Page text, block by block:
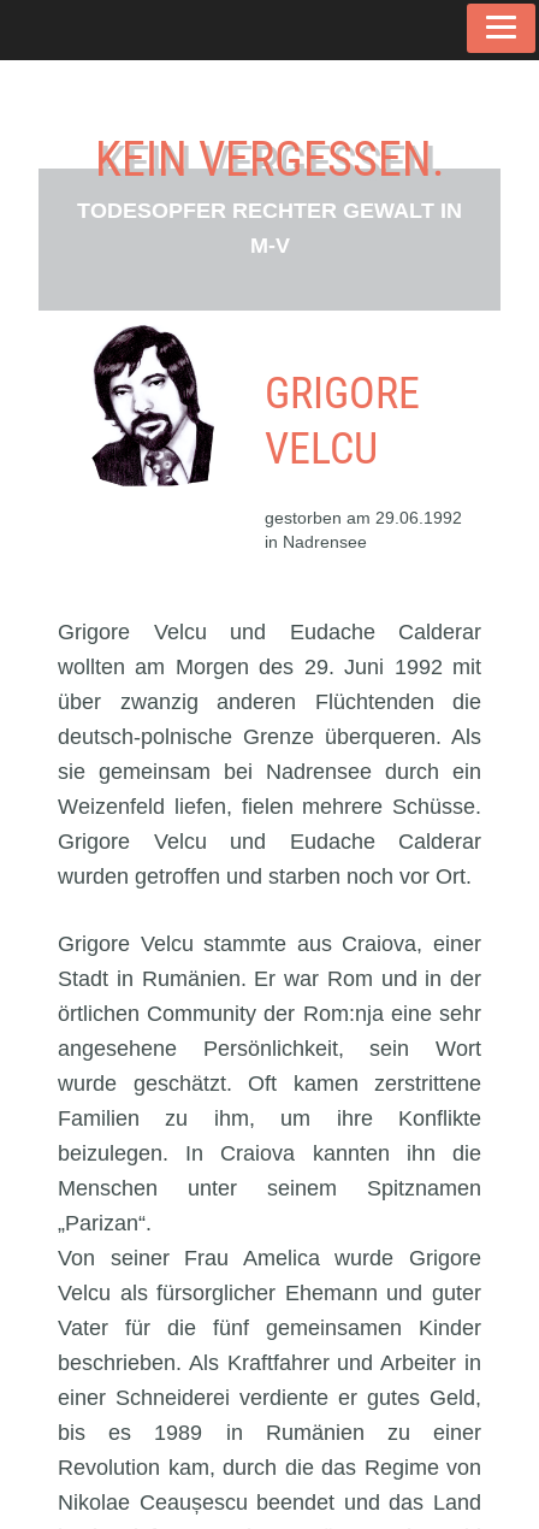
content
KEIN VERGESSEN.
TODESOPFER RECHTER GEWALT IN
M-V
GRIGORE
VELCU
gestorben am 29.06.1992
in Nadrensee
Grigore Velcu und Eudache Calderar
wollten am Morgen des 29. Juni 1992 mit
über zwanzig anderen Flüchtenden die
deutsch-polnische Grenze überqueren. Als
sie gemeinsam bei Nadrensee durch ein
Weizenfeld liefen, fielen mehrere Schüsse.
Grigore Velcu und Eudache Calderar
wurden getroffen und starben noch vor Ort.
Grigore Velcu stammte aus Craiova, einer
Stadt in Rumänien. Er war Rom und in der
örtlichen Community der Rom:nja eine sehr
angesehene Persönlichkeit, sein Wort
wurde geschätzt. Oft kamen zerstrittene
Familien zu ihm, um ihre Konflikte
beizulegen. In Craiova kannten ihn die
Menschen unter seinem Spitznamen
„Parizan“.
Von seiner Frau Amelica wurde Grigore
Velcu als fürsorglicher Ehemann und guter
Vater für die fünf gemeinsamen Kinder
beschrieben. Als Kraftfahrer und Arbeiter in
einer Schneiderei verdiente er gutes Geld,
bis es 1989 in Rumänien zu einer
Revolution kam, durch die das Regime von
Nikolae Ceaușescu beendet und das Land